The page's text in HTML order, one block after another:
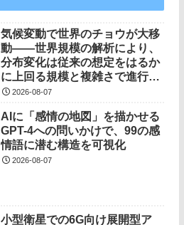
気候変動で世界のチョウが大移
動――世界規模の解析により、
分布変化は従来の想定をはるか
に上回る規模と複雑さで進行し
ていることを解明――
2026-08-07
AIに「感情の地図」を描かせる
GPT-4への問いかけで、99の感
情語に潜む構造を可視化
2026-08-07
小型衛星での6G向け展開型ア